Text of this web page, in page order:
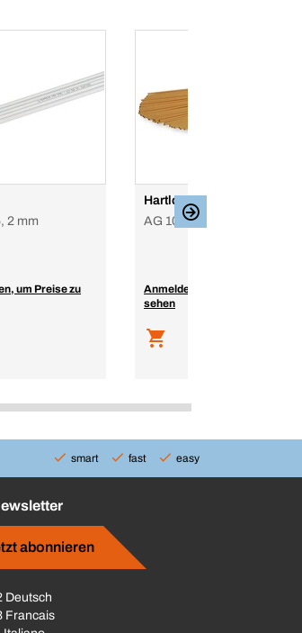
2 mm
um Preise zu
Hartlot
AG 106, 2 mm
Anmelden, um Preise zu
sehen
smart fast easy
abonnieren
Deutsch
Francais